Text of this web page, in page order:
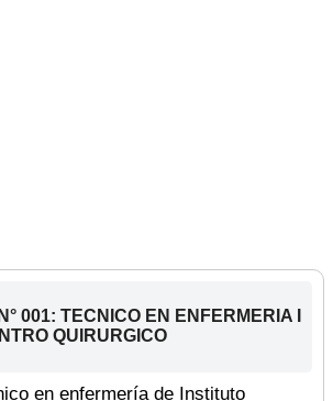
001: TECNICO EN ENFERMERIA I
QUIRURGICO
en enfermería de Instituto